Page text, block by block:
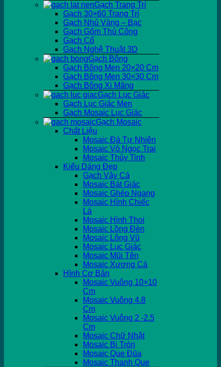
Gạch Trang Trí
Gạch 30×60 Trang Trí
Gạch Nhủ Vàng – Bạc
Gạch Gốm Thủ Công
Gạch Cổ
Gạch Nghệ Thuật 3D
Gạch Bông
Gạch Bông Men 20×20 Cm
Gạch Bông Men 30×30 Cm
Gạch Bông Xi Măng
Gạch Lục Giác
Gạch Lục Giác Men
Gạch Mosaic Lục Giác
Gạch Mosaic
Chất Liệu
Mosaic Đá Tự Nhiên
Mosaic Vỏ Ngọc Trai
Mosaic Thủy Tinh
Kiểu Dáng Đẹp
Gạch Vảy Cá
Mosaic Bát Giác
Mosaic Ghép Ngang
Mosaic Hình Chiếc
Lá
Mosaic Hình Thoi
Mosaic Lồng Đèn
Mosaic Lông Vũ
Mosaic Lục Giác
Mosaic Mũi Tên
Mosaic Xương Cá
Hình Cơ Bản
Mosaic Vuông 10×10
Cm
Mosaic Vuông 4.8
Cm
Mosaic Vuông 2 -2.5
Cm
Mosaic Chữ Nhật
Mosaic Bi Tròn
Mosaic Que Đũa
Mosaic Thanh Que